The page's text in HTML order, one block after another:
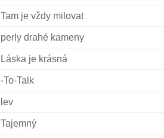
Tam je vždy milovat
perly drahé kameny
Láska je krásná
-To-Talk
lev
Tajemný